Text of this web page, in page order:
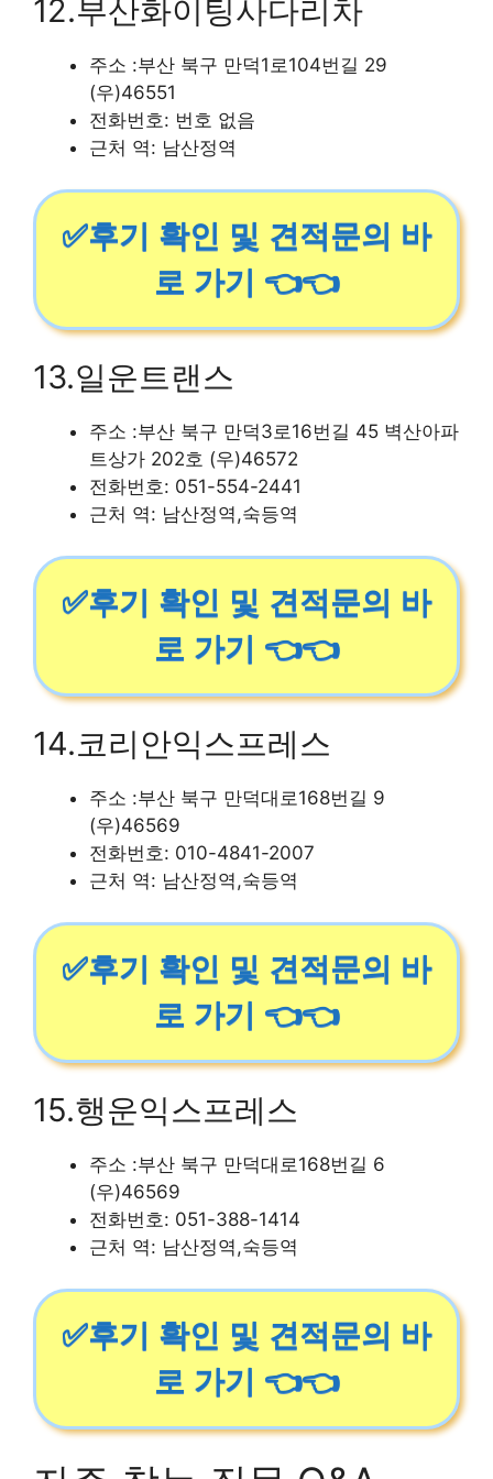
12.부산화이팅사다리차
주소 :부산 북구 만덕1로104번길 29
(우)46551
전화번호: 번호 없음
근처 역: 남산정역
✅후기 확인 및 견적문의 바
로 가기 👈👈
13.일운트랜스
주소 :부산 북구 만덕3로16번길 45 벽산아파
트상가 202호 (우)46572
전화번호: 051-554-2441
근처 역: 남산정역,숙등역
✅후기 확인 및 견적문의 바
로 가기 👈👈
14.코리안익스프레스
주소 :부산 북구 만덕대로168번길 9
(우)46569
전화번호: 010-4841-2007
근처 역: 남산정역,숙등역
✅후기 확인 및 견적문의 바
로 가기 👈👈
15.행운익스프레스
주소 :부산 북구 만덕대로168번길 6
(우)46569
전화번호: 051-388-1414
근처 역: 남산정역,숙등역
✅후기 확인 및 견적문의 바
로 가기 👈👈